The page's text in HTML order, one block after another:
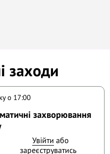
заходи
o 17:00
захворювання
Увійти або
зареєструватись